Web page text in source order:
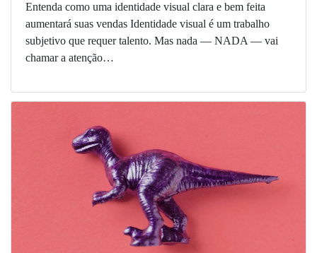
Entenda como uma identidade visual clara e bem feita
aumentará suas vendas Identidade visual é um trabalho
subjetivo que requer talento. Mas nada — NADA — vai
chamar a atenção…